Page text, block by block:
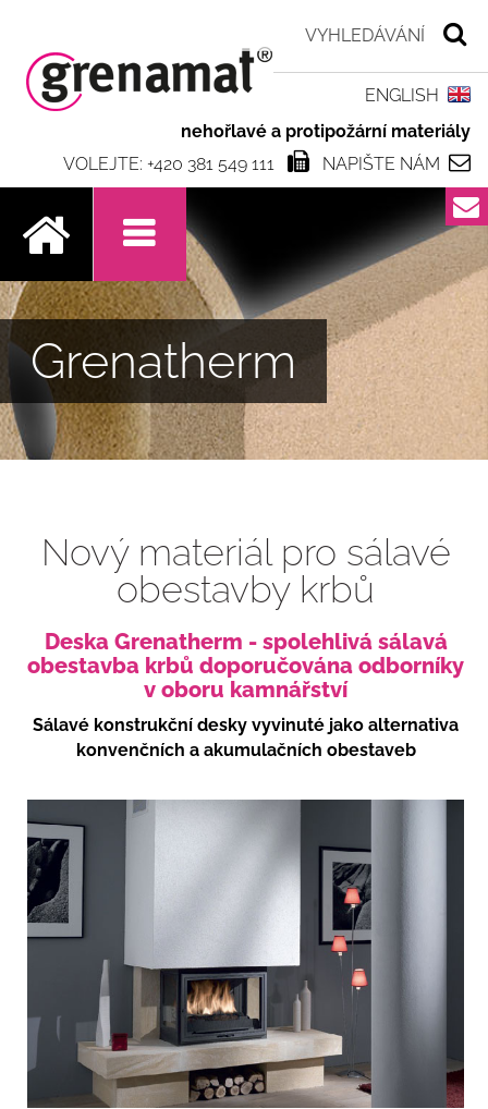
nehořlavé a protipožární materiály
NAPIŠTE NÁM
VOLEJTE: +420 381 549 111
ENGLISH
.
Grenatherm
Nový materiál pro sálavé
obestavby krbů
Deska Grenatherm - spolehlivá sálavá
obestavba krbů doporučována odborníky
v oboru kamnářství
Sálavé konstrukční desky vyvinuté jako alternativa
konvenčních a akumulačních obestaveb